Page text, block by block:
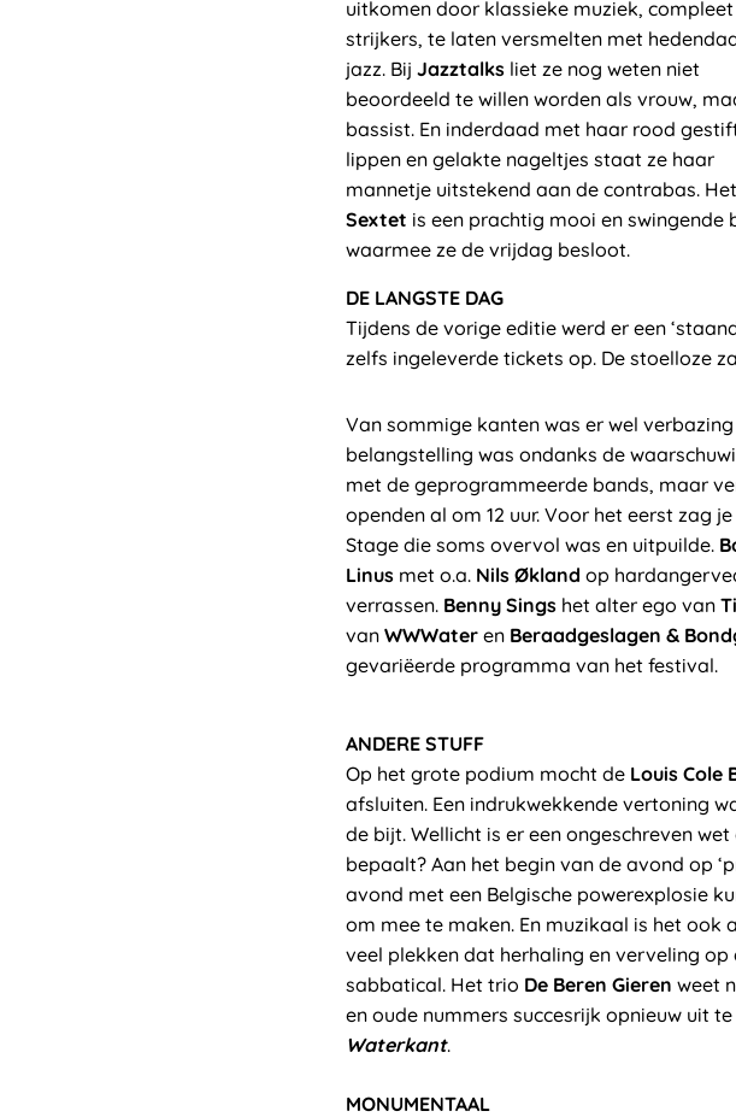
uitkomen door klassieke muziek,
strijkers, te laten versmelten met
jazz. Bij Jazztalks liet ze nog weten niet
beoordeeld te willen worden als vrouw,
bassist. En inderdaad met haar rood
lippen en gelakte nageltjes staat ze haar
mannetje uitstekend aan de contrabas. Het
Sextet is een prachtig mooi en swingende
waarmee ze de vrijdag besloot.
DE LANGSTE DAG
Tijdens de vorige editie werd er een
zelfs ingeleverde tickets op. De stoelloze
Van sommige kanten was er wel
belangstelling was ondanks de
met de geprogrammeerde bands, maar
openden al om 12 uur. Voor het eerst zag
Stage die soms overvol was en uitpuilde.
Linus met o.a. Nils Økland op
verrassen. Benny Sings het alter ego van
van WWWater en Beraadgeslagen &
gevariëerde programma van het festival.
ANDERE STUFF
Op het grote podium mocht de Louis Cole
afsluiten. Een indrukwekkende vertoning
de bijt. Wellicht is er een ongeschreven
bepaalt? Aan het begin van de avond op
avond met een Belgische powerexplosie
om mee te maken. En muzikaal is het ook
veel plekken dat herhaling en verveling op
sabbatical. Het trio De Beren Gieren weet
en oude nummers succesrijk opnieuw uit
Waterkant.
MONUMENTAAL